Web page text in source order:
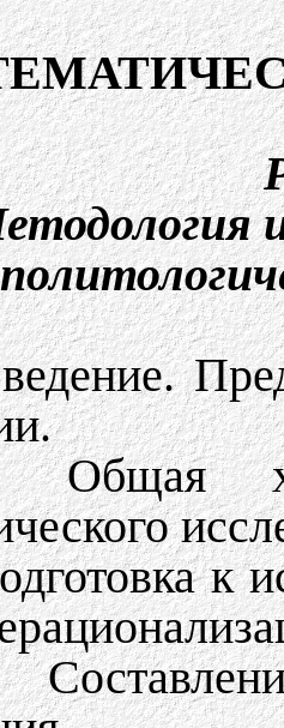
к